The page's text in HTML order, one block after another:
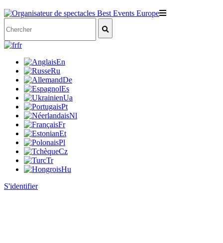
fr
En
Ru
De
Es
Ua
Pt
Nl
Fr
Et
Pl
Cz
Tr
Hu
S'identifier